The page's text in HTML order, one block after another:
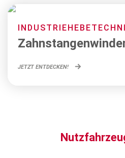
JETZT ENTDECKEN!